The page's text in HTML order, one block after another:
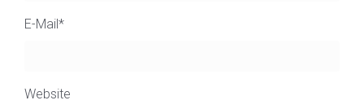
E-Mail*
Website